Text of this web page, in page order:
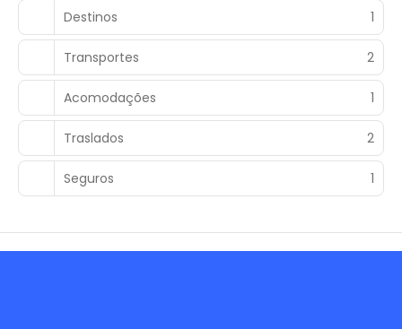
Destinos
1
Transportes 2
Acomodações 1
Traslados 2
Seguros 1